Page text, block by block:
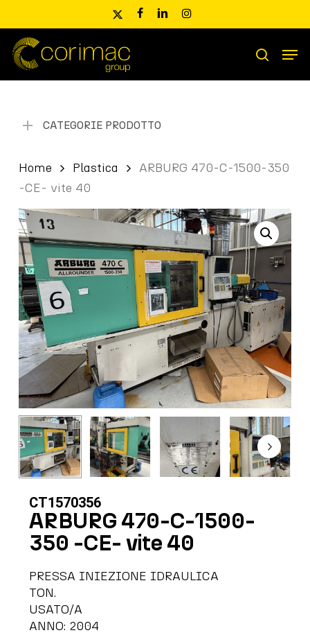
main
content
x-
facebooklinkedininstagram
Ricerca
prodotti
search
CATEGORIE PRODOTTO
Home Plastica
ARBURG 470-C-1500-350
-CE- vite 40
CT1570356
ARBURG 470-C-1500-
350 -CE- vite 40
PRESSA INIEZIONE IDRAULICA
TON.
USATO/A
ANNO: 2004